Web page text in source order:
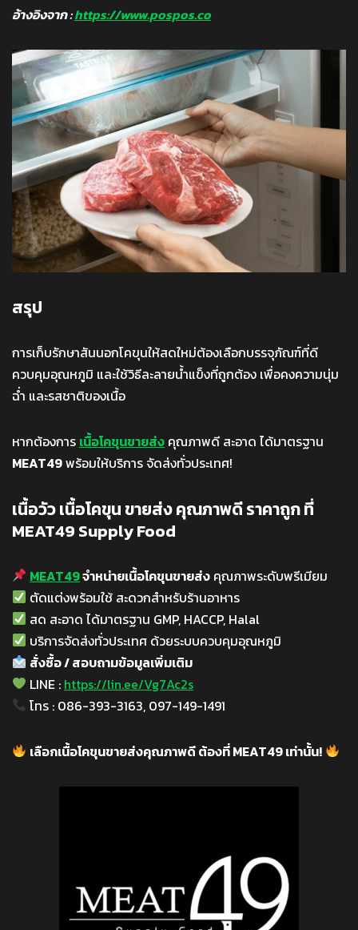
อ้างอิงจาก :https://www.pospos.co
สรุป
การเก็บรักษาสันนอกโคขุนให้สดใหม่ต้องเลือกบรรจุภัณฑ์ที่ดี
ควบคุมอุณหภูมิ และใช้วิธีละลายน้ำแข็งที่ถูกต้อง เพื่อคงความนุ่ม
ฉ่ำ และรสชาติของเนื้อ
หากต้องการ เนื้อโคขุนขายส่ง คุณภาพดี สะอาด ได้มาตรฐาน
MEAT49พร้อมให้บริการ จัดส่งทั่วประเทศ!
เนื้อวัว เนื้อโคขุน ขายส่ง คุณภาพดี ราคาถูก ที่
MEAT49 Supply Food
MEAT49จำหน่ายเนื้อโคขุนขายส่ง คุณภาพระดับพรีเมียม
ตัดแต่งพร้อมใช้ สะดวกสำหรับร้านอาหาร
สด สะอาด ได้มาตรฐาน GMP, HACCP, Halal
บริการจัดส่งทั่วประเทศ ด้วยระบบควบคุมอุณหภูมิ
สั่งซื้อ / สอบถามข้อมูลเพิ่มเติม
LINE : https://lin.ee/Vg7Ac2s
โทร : 086-393-3163, 097-149-1491
เลือกเนื้อโคขุนขายส่งคุณภาพดี ต้องที่ MEAT49 เท่านั้น!